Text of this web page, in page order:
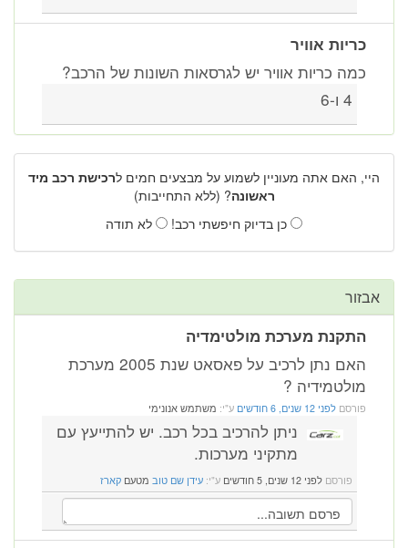
כריות אוויר
כמה כריות אוויר יש לגרסאות השונות של הרכב?
4 ו-6
היי, האם אתה מעוניין לשמוע על מבצעים חמים לרכישת רכב מיד
ראשונה? (ללא התחייבות)
כן בדיוק חיפשתי רכב!
לא תודה
אבזור
התקנת מערכת מולטימדיה
האם נתן לרכיב על פאסאט שנת 2005 מערכת
מולטמידיה ?
פורסם לפני 12 שנים, 6 חודשים ע"י: משתמש אנונימי
ניתן להרכיב בכל רכב. יש להתייעץ עם
מתקיני מערכות.
פורסם לפני 12 שנים, 5 חודשים ע"י: עידן שם טוב מטעם קארז